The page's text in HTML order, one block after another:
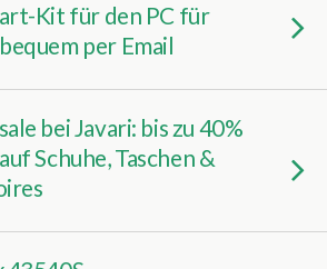
Kit für den PC für
per Email
bei Javari: bis zu 40%
Schuhe, Taschen &